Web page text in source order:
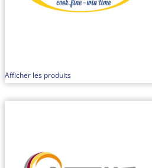
Afficher les produits